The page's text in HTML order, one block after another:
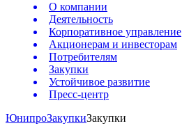
О компании
Деятельность
Корпоративное управление
Акционерам и инвесторам
Потребителям
Закупки
Устойчивое развитие
Пресс-центр
ЮнипроЗакупкиЗакупки